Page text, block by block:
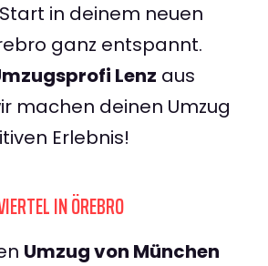
in deinem neuen
ganz entspannt.
Lenz aus
machen deinen Umzug
Erlebnis!
IN ÖREBRO
Umzug von München